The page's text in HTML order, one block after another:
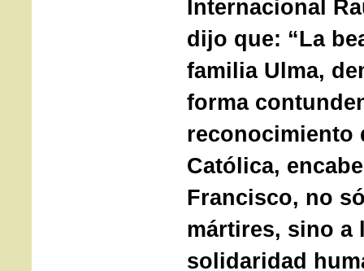
Internacional
dijo que: “La
familia Ulma,
forma
reconocimiento
Católica,
Francisco, no
mártires, sino a
solidaridad